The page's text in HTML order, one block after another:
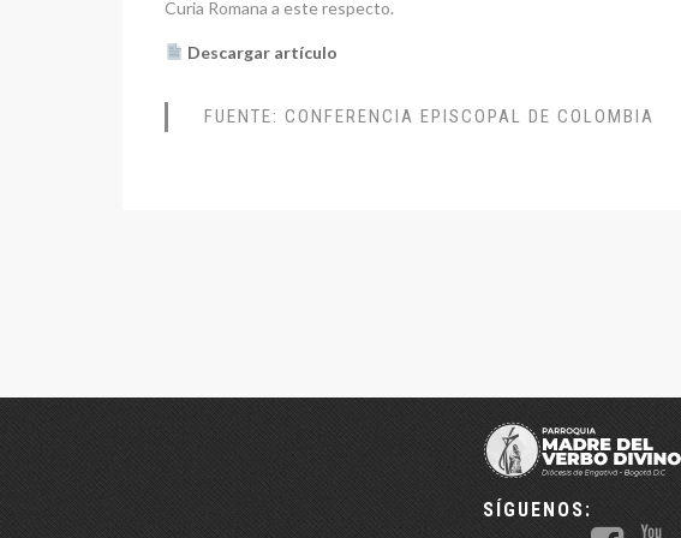
Curia Romana a este respecto.
Descargar artículo
FUENTE: CONFERENCIA EPISCOPAL DE COLOMBIA
SÍGUENOS: